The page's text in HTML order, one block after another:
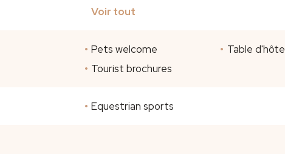
Voir tout
Pets welcome
Tourist brochures
Table d'hôte
Equestrian sports